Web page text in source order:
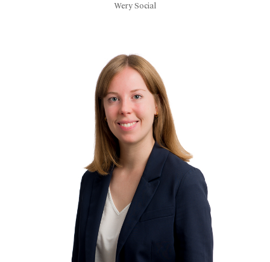
Wery Social